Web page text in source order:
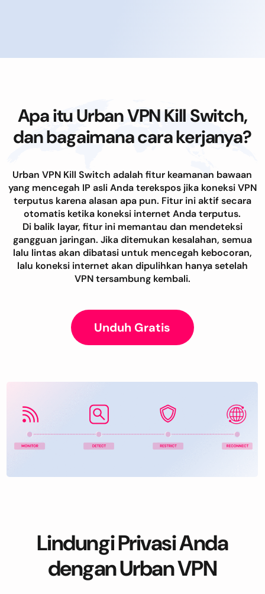
Apa itu Urban VPN Kill Switch,
dan bagaimana cara kerjanya?
Urban VPN Kill Switch adalah fitur keamanan bawaan
yang mencegah IP asli Anda terekspos jika koneksi VPN
terputus karena alasan apa pun. Fitur ini aktif secara
otomatis ketika koneksi internet Anda terputus.
Di balik layar, fitur ini memantau dan mendeteksi
gangguan jaringan. Jika ditemukan kesalahan, semua
lalu lintas akan dibatasi untuk mencegah kebocoran,
lalu koneksi internet akan dipulihkan hanya setelah
VPN tersambung kembali.
Unduh Gratis
Lindungi Privasi Anda
dengan Urban VPN